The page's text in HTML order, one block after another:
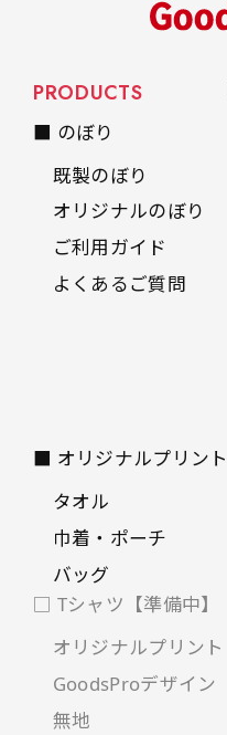
PRODUCTS
■ のぼり
既製のぼり
オリジナルのぼり
ご利用ガイド
よくあるご質問
■ オリジナルプリント
タオル
巾着・ポーチ
バッグ
□ Tシャツ【準備中】
オリジナルプリント
GoodsProデザイン
無地